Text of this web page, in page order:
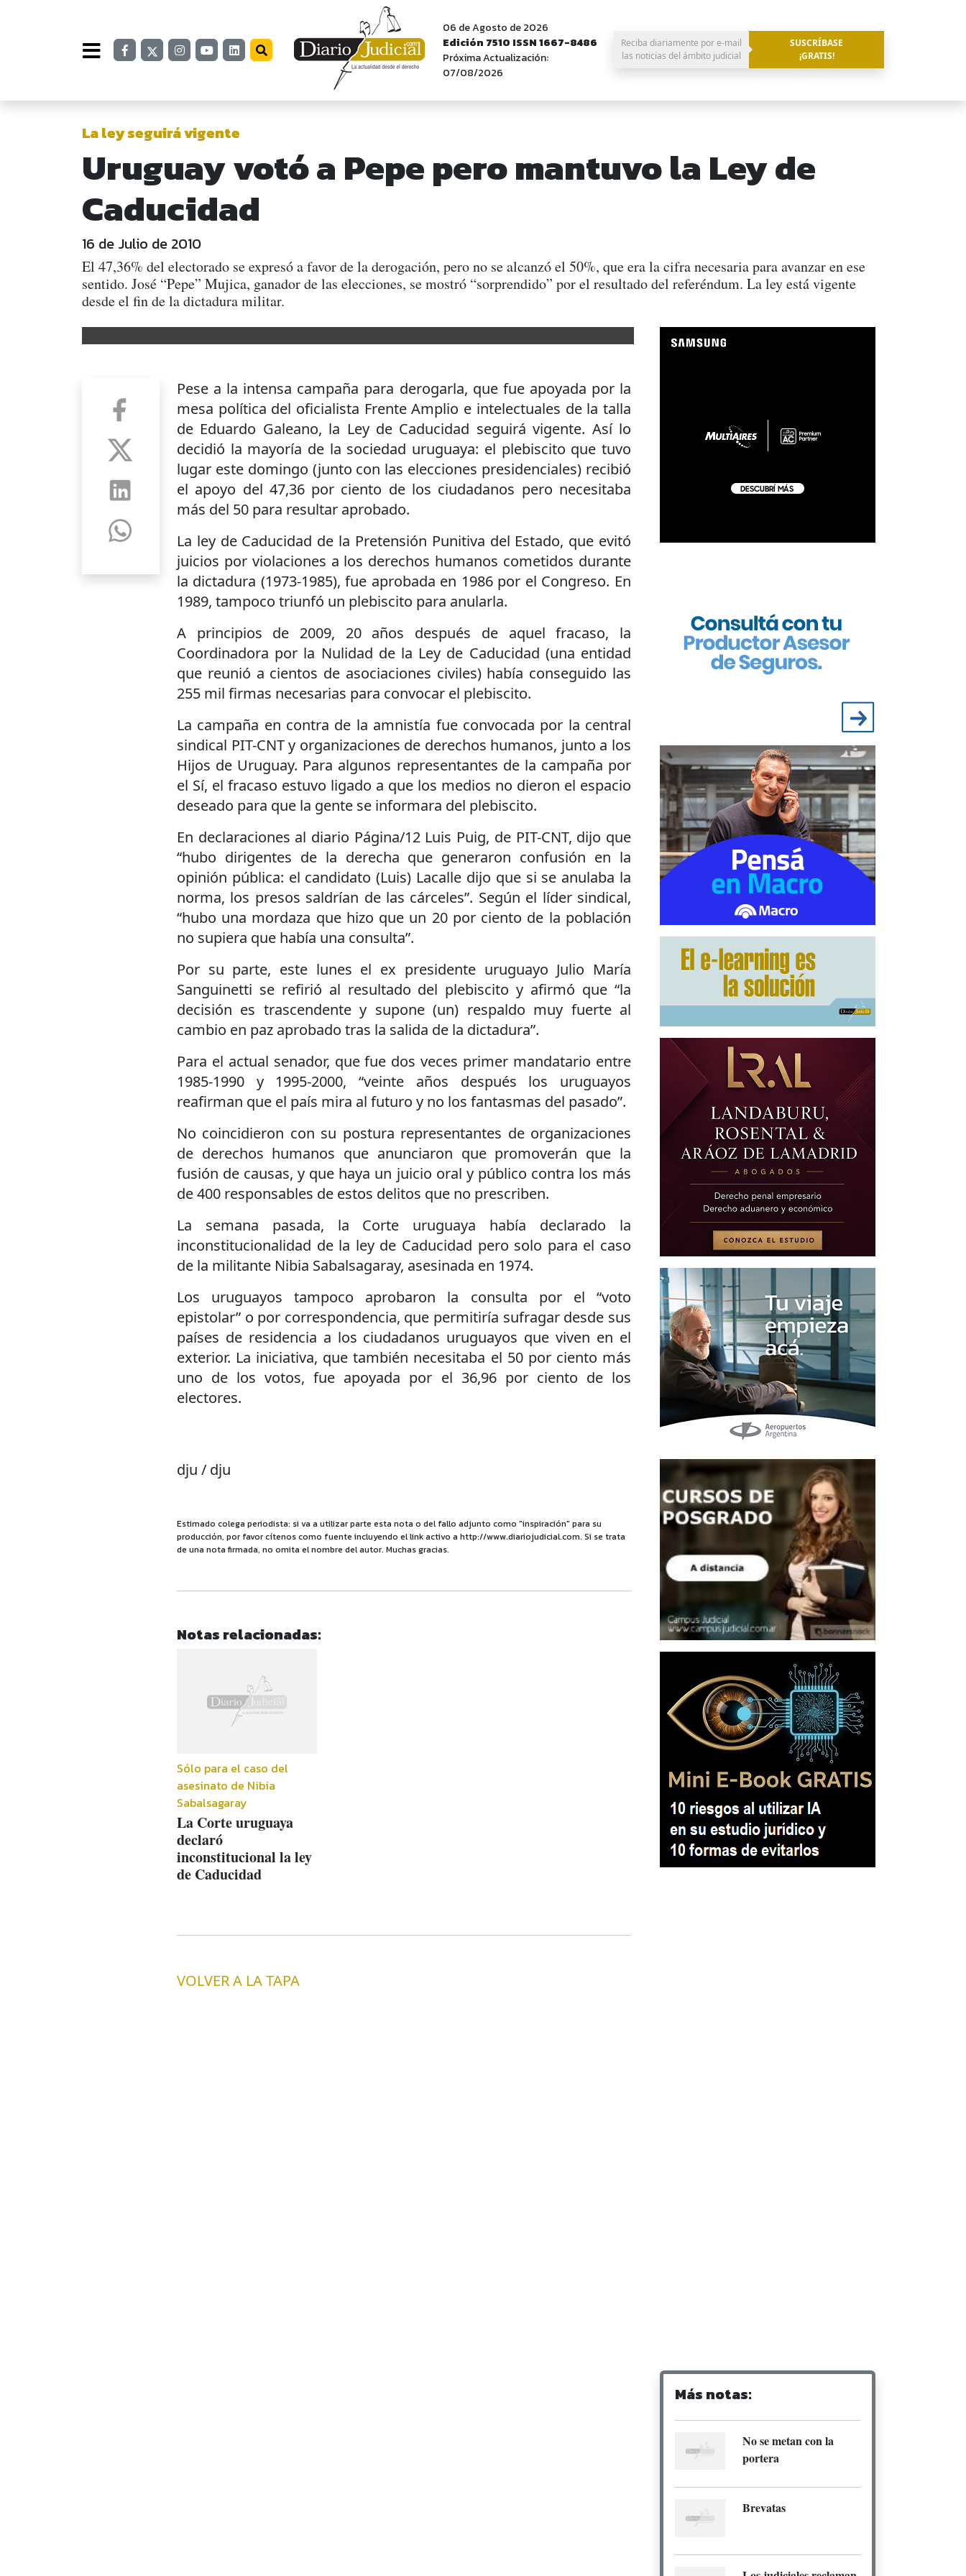
06 de Agosto de 2026
Edición 7510 ISSN 1667-8486
Próxima Actualización:
07/08/2026
Reciba diariamente por e-mail
las noticias del ámbito judicial
SUSCRÍBASE
¡GRATIS!
La ley seguirá vigente
Uruguay votó a Pepe pero mantuvo la Ley de
Caducidad
16 de Julio de 2010
El 47,36% del electorado se expresó a favor de la derogación, pero no se alcanzó el 50%, que era la cifra necesaria para avanzar en ese
sentido. José “Pepe” Mujica, ganador de las elecciones, se mostró “sorprendido” por el resultado del referéndum. La ley está vigente
desde el fin de la dictadura militar.
Pese a la intensa campaña para derogarla, que fue apoyada por la
mesa política del oficialista Frente Amplio e intelectuales de la talla
de Eduardo Galeano, la Ley de Caducidad seguirá vigente. Así lo
decidió la mayoría de la sociedad uruguaya: el plebiscito que tuvo
lugar este domingo (junto con las elecciones presidenciales) recibió
el apoyo del 47,36 por ciento de los ciudadanos pero necesitaba
más del 50 para resultar aprobado.
La ley de Caducidad de la Pretensión Punitiva del Estado, que evitó
juicios por violaciones a los derechos humanos cometidos durante
la dictadura (1973-1985), fue aprobada en 1986 por el Congreso. En
1989, tampoco triunfó un plebiscito para anularla.
A principios de 2009, 20 años después de aquel fracaso, la
Coordinadora por la Nulidad de la Ley de Caducidad (una entidad
que reunió a cientos de asociaciones civiles) había conseguido las
255 mil firmas necesarias para convocar el plebiscito.
La campaña en contra de la amnistía fue convocada por la central
sindical PIT-CNT y organizaciones de derechos humanos, junto a los
Hijos de Uruguay. Para algunos representantes de la campaña por
el Sí, el fracaso estuvo ligado a que los medios no dieron el espacio
deseado para que la gente se informara del plebiscito.
En declaraciones al diario Página/12 Luis Puig, de PIT-CNT, dijo que
“hubo dirigentes de la derecha que generaron confusión en la
opinión pública: el candidato (Luis) Lacalle dijo que si se anulaba la
norma, los presos saldrían de las cárceles”. Según el líder sindical,
“hubo una mordaza que hizo que un 20 por ciento de la población
no supiera que había una consulta”.
Por su parte, este lunes el ex presidente uruguayo Julio María
Sanguinetti se refirió al resultado del plebiscito y afirmó que “la
decisión es trascendente y supone (un) respaldo muy fuerte al
cambio en paz aprobado tras la salida de la dictadura”.
Para el actual senador, que fue dos veces primer mandatario entre
1985-1990 y 1995-2000, “veinte años después los uruguayos
reafirman que el país mira al futuro y no los fantasmas del pasado”.
No coincidieron con su postura representantes de organizaciones
de derechos humanos que anunciaron que promoverán que la
fusión de causas, y que haya un juicio oral y público contra los más
de 400 responsables de estos delitos que no prescriben.
La semana pasada, la Corte uruguaya había declarado la
inconstitucionalidad de la ley de Caducidad pero solo para el caso
de la militante Nibia Sabalsagaray, asesinada en 1974.
Los uruguayos tampoco aprobaron la consulta por el “voto
epistolar” o por correspondencia, que permitiría sufragar desde sus
países de residencia a los ciudadanos uruguayos que viven en el
exterior. La iniciativa, que también necesitaba el 50 por ciento más
uno de los votos, fue apoyada por el 36,96 por ciento de los
electores.
dju / dju
Estimado colega periodista: si va a utilizar parte esta nota o del fallo adjunto como "inspiración" para su
producción, por favor cítenos como fuente incluyendo el link activo a http://www.diariojudicial.com. Si se trata
de una nota firmada, no omita el nombre del autor. Muchas gracias.
Notas relacionadas:
Sólo para el caso del
asesinato de Nibia
Sabalsagaray
La Corte uruguaya
declaró
inconstitucional la ley
de Caducidad
VOLVER A LA TAPA
Más notas:
No se metan con la
portera
Brevatas